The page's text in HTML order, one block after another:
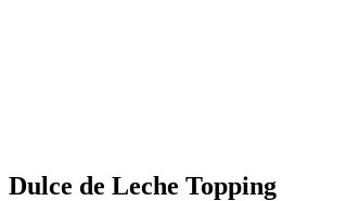
Dulce de Leche Topping